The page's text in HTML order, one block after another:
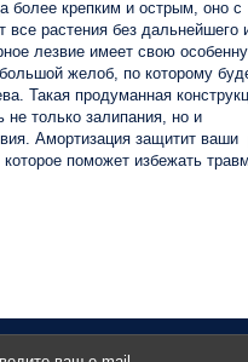
более крепким и острым, оно с
все растения без дальнейшего
лезвие имеет свою
желоб, по которому
Такая продуманная
не только залипания, но и
Амортизация защитит ваши
поможет избежать